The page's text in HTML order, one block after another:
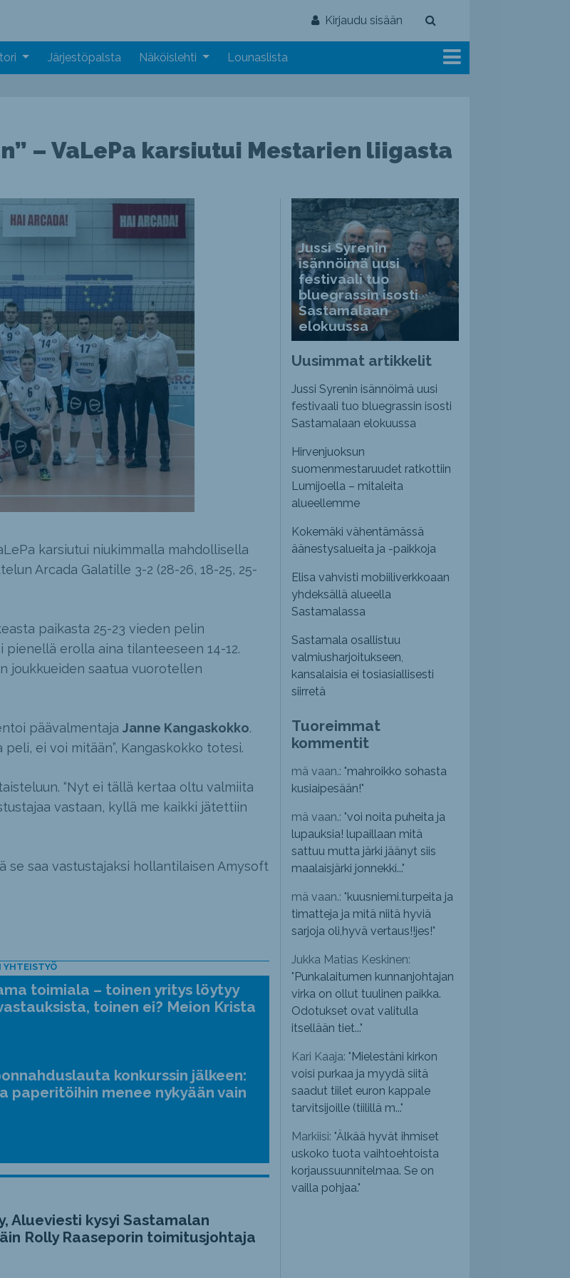
Kirjaudu sisään
Järjestöpalsta Näköislehti Lounaslista
– VaLePa karsiutui Mestarien liigasta
karsiutui niukimmalla mahdollisella
Arcada Galatille 3-2 (28-26, 18-25, 25-
paikasta 25-23 vieden pelin
pienellä erolla aina tilanteeseen 14-12.
joukkueiden saatua vuorotellen
päävalmentaja Janne Kangaskokko.
peli, ei voi mitään”, Kangaskokko totesi.
“Nyt ei tällä kertaa oltu valmiita
vastaan, kyllä me kaikki jätettiin
se saa vastustajaksi hollantilaisen Amysoft
YHTEISTYÖ
toimiala – toinen yritys löytyy
toinen ei? Meion Krista
konkurssin jälkeen:
paperitöihin menee nykyään vain
Alueviesti kysyi Sastamalan
Rolly Raaseporin toimitusjohtaja
Jussi Syrenin
isännöimä uusi
festivaali tuo
bluegrassin isosti
Sastamalaan
elokuussa
Uusimmat artikkelit
Jussi Syrenin isännöimä uusi
festivaali tuo bluegrassin isosti
Sastamalaan elokuussa
Hirvenjuoksun
suomenmestaruudet ratkottiin
Lumijoella – mitaleita
alueellemme
Kokemäki vähentämässä
äänestysalueita ja -paikkoja
Elisa vahvisti mobiiliverkkoaan
yhdeksällä alueella
Sastamalassa
Sastamala osallistuu
valmiusharjoitukseen,
kansalaisia ei tosiasiallisesti
siirretä
Tuoreimmat
kommentit
mä vaan.: "mahroikko sohasta
kusiaipesään!"
mä vaan.: "voi noita puheita ja
lupauksia! lupaillaan mitä
sattuu mutta järki jäänyt siis
maalaisjärki jonnekki..."
mä vaan.: "kuusniemi.turpeita ja
timatteja ja mitä niitä hyviä
sarjoja oli,hyvä vertaus!!jes!"
Jukka Matias Keskinen:
" Punkalaitumen kunnanjohtajan
virka on ollut tuulinen paikka.
Odotukset ovat valitulla
itsellään tiet..."
Kari Kaaja: " Mielestäni kirkon
voisi purkaa ja myydä siitä
saadut tiilet euron kappale
tarvitsijoille (tiilillä m..."
Markiisi: "Älkää hyvät ihmiset
uskoko tuota vaihtoehtoista
korjaussuunnitelmaa. Se on
vailla pohjaa."